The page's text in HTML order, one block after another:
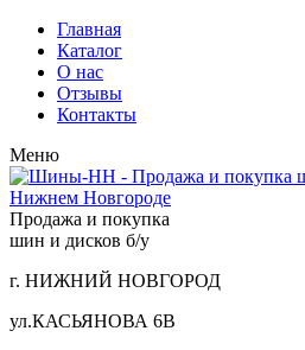
Главная
Каталог
О нас
Отзывы
Контакты
Меню
Продажа и покупка
шин и дисков б/у
г. НИЖНИЙ НОВГОРОД
ул.КАСЬЯНОВА 6В